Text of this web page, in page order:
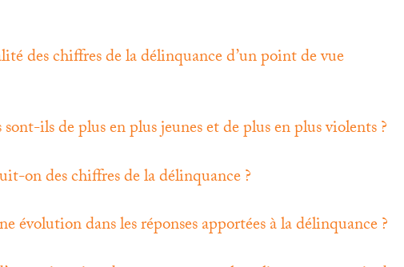
des chiffres de la délinquance d’un point de vue
ils de plus en plus jeunes et de plus en plus violents?
on des chiffres de la délinquance?
évolution dans les réponses apportées à la délinquance?